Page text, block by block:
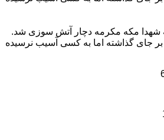
در محله شهدا مکه مکرمه دچار آتش سوزی شد.
جای گذاشته اما به کسی آسیب نرسیده